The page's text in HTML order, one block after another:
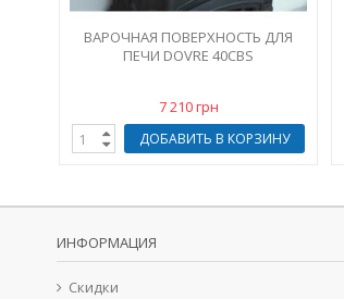
ВАРОЧНАЯ ПОВЕРХНОСТЬ ДЛЯ
ПЕЧИ DOVRE 40CBS
7 210 грн
ДОБАВИТЬ В КОРЗИНУ
ИНФОРМАЦИЯ
Скидки